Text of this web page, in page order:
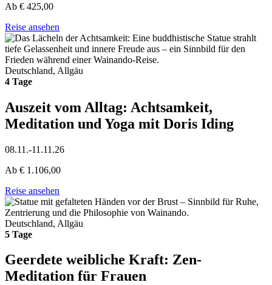
Ab € 425,00
Reise ansehen
Deutschland, Allgäu
4 Tage
Auszeit vom Alltag: Achtsamkeit,
Meditation und Yoga mit Doris Iding
08.11.-11.11.26
Ab € 1.106,00
Reise ansehen
Deutschland, Allgäu
5 Tage
Geerdete weibliche Kraft: Zen-
Meditation für Frauen